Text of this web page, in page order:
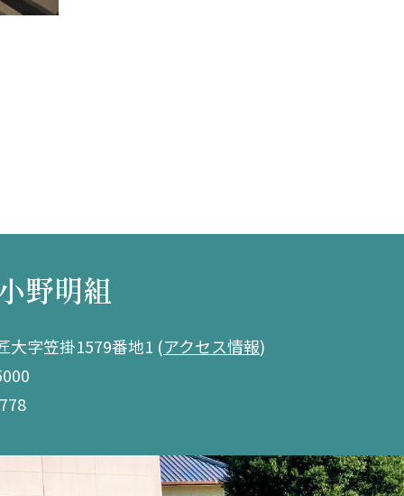
野明組
大字笠掛1579番地1 (アクセス情報)